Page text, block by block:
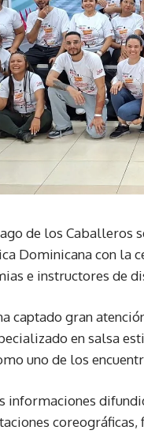
de los Caballeros
Dominicana con la
e instructores de
captado gran
en salsa
uno de los
informaciones